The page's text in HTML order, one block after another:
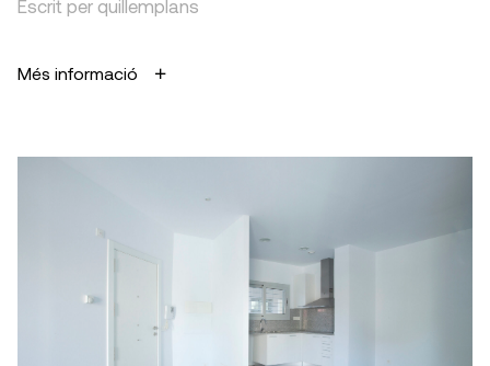
Escrit per quillemplans
Més informació